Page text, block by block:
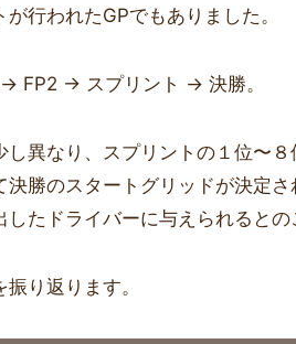
行われたGPでもありました。
FP2 → スプリント → 決勝。
異なり、スプリントの１位〜
勝のスタートグリッドが決定
たドライバーに与えられるとの
り返ります。